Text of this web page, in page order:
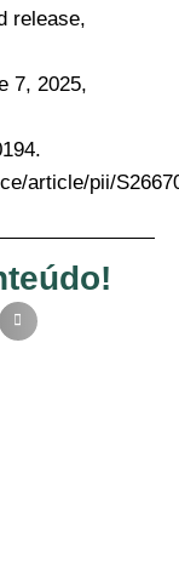
release,
7, 2025,
article/pii/